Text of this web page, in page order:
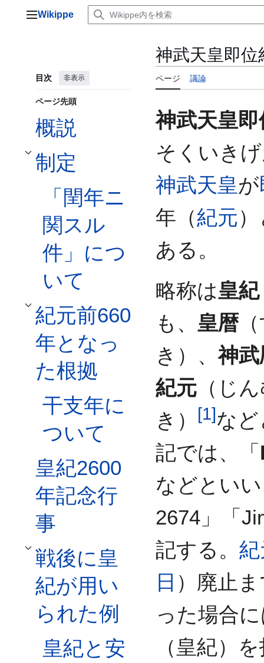
メインメニュー
Wikippe
目次 非表示
ページ先頭
概説
制定
制定サブセクションを切り替えます
「閏年ニ
関スル
件」につ
いて
紀元前660
年となっ
た根拠
紀元前660年となった根拠サブセクションを切り替えます
干支年に
ついて
皇紀2600
年記念行
事
戦後に皇
紀が用い
られた例
戦後に皇紀が用いられた例サブセクションを切り替えます
皇紀と安
神武天皇即位
ページ 議論
神武天皇
そくいき
神武天皇が
年（紀元
ある。
略称は皇紀
も、 皇暦
き）、神武
紀元 （じ
き）
[1]な
記では、「
などとい
2674」「
記する。
日 ）廃止
った場合
（皇紀）